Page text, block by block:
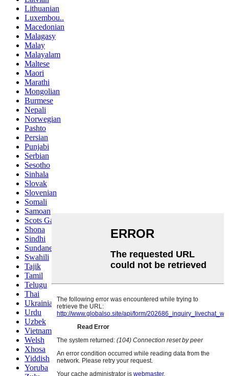
Lithuanian
Luxembou..
Macedonian
Malagasy
Malay
Malayalam
Maltese
Maori
Marathi
Mongolian
Burmese
Nepali
Norwegian
Pashto
Persian
Punjabi
Serbian
Sesotho
Sinhala
Slovak
Slovenian
Somali
Samoan
Scots Gaelic
Shona
Sindhi
Sundanese
Swahili
Tajik
Tamil
Telugu
Thai
Ukrainian
Urdu
Uzbek
Vietnamese
Welsh
Xhosa
Yiddish
Yoruba